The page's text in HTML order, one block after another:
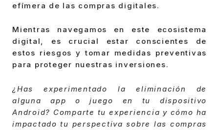
efímera de las compras digitales.
Mientras navegamos en este ecosistema
digital, es crucial estar conscientes de
estos riesgos y tomar medidas preventivas
para proteger nuestras inversiones.
¿Has experimentado la eliminación de
alguna app o juego en tu dispositivo
Android? Comparte tu experiencia y cómo ha
impactado tu perspectiva sobre las compras